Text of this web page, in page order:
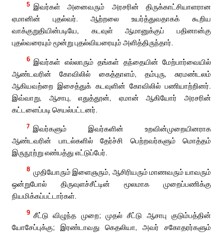
5 இவர்கள் அனைவரும் அரசரின் திருக்காட்சியாளரான
ஏமானின் புதல்வர். ஆற்றலை உயர்த்துவதாகக் கூறிய
வாக்குறுதியின்படியே, கடவுள் ஆமானுக்குப் பதினான்கு
புதல்வரையும் மூன்று புதல்வியரையும் அளித்திருந்தார்.
6 இவர்கள் எல்லாரும் தங்கள் தந்தையின் மேற்பார்வையில்
ஆண்டவரின் கோவிலில் கைத்தாளம், தம்புரு, சுரமண்டலம்
ஆகியவற்றை இசைத்துக் கடவுளின் கோவிலில் பணியாற்றினர்.
இவ்வாறு, ஆசாபு, எதுத்தூன், ஏமான் ஆகியோர் அரசரின்
கட்டளைப்படி செயல்பட்டனர்.
7 இவர்களும் இவர்களின் உறவின்முறையினராக
ஆண்டவரின் பாடல்களில் தேர்ச்சி பெற்றவர்களும் மொத்தம்
இருநூற்று எண்பத்து எட்டுப்பேர்.
8 முதியோரும் இளைஞரும், ஆசிரியரும் மாணவரும் யாவரும்
ஒன்றுபோல் திருவுளச்சீட்டின் மூலமாக முறைப்பணிக்கு
நியமிக்கப்பட்டார்கள்.
9 சீட்டு விழுந்த முறை; முதல் சீட்டு ஆசாபு குடும்பத்தின்
யோசேப்புக்கு; இரண்டாவது கெதலியா, அவர் சகோதரர்களும்